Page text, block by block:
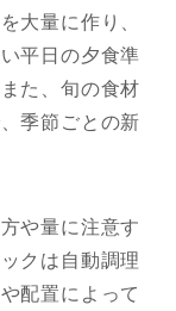
大量に作り、
平日の夕食準
た、旬の食材
季節ごとの新
や量に注意す
クは自動調理
配置によって